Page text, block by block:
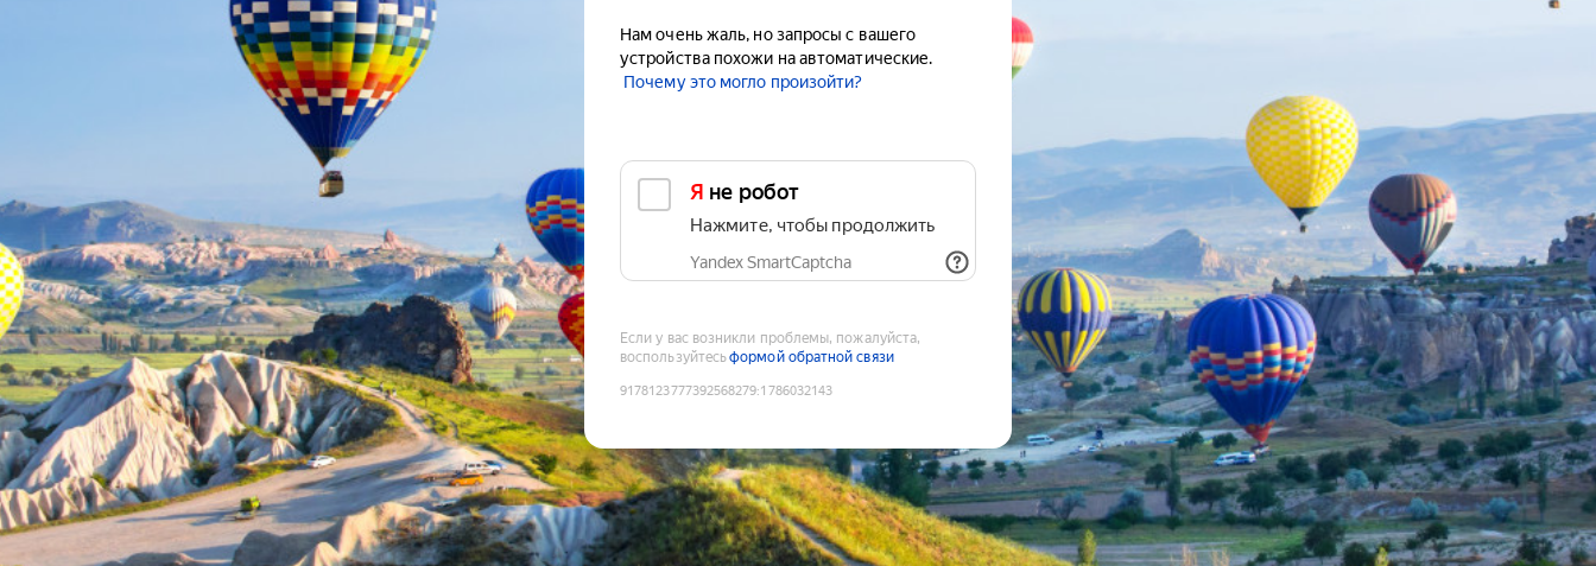
Нам очень жаль, но запросы с вашего
устройства похожи на автоматические.
Почему это могло произойти?
Я не робот
Нажмите, чтобы продолжить
Yandex SmartCaptcha
Если у вас возникли проблемы, пожалуйста,
воспользуйтесьформой обратной связи
9178123777392568279:1786032143